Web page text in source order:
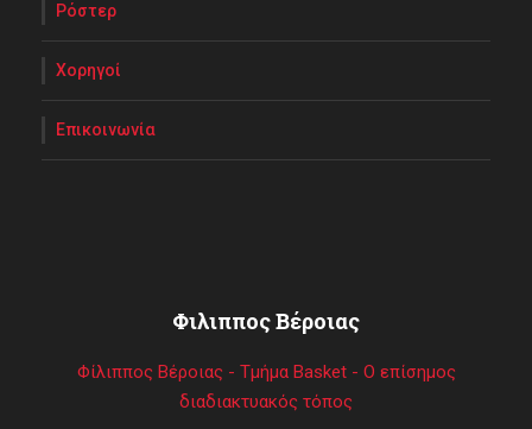
Ρόστερ
Χορηγοί
Επικοινωνία
Φιλιππος Βέροιας
Φίλιππος Βέροιας - Τμήμα Basket - Ο επίσημος
διαδιακτυακός τόπος